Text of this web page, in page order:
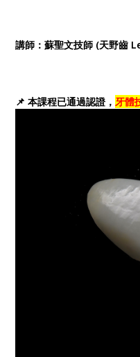
講師：蘇聖文技師 (天野
📌 本課程已通過認證， 牙體